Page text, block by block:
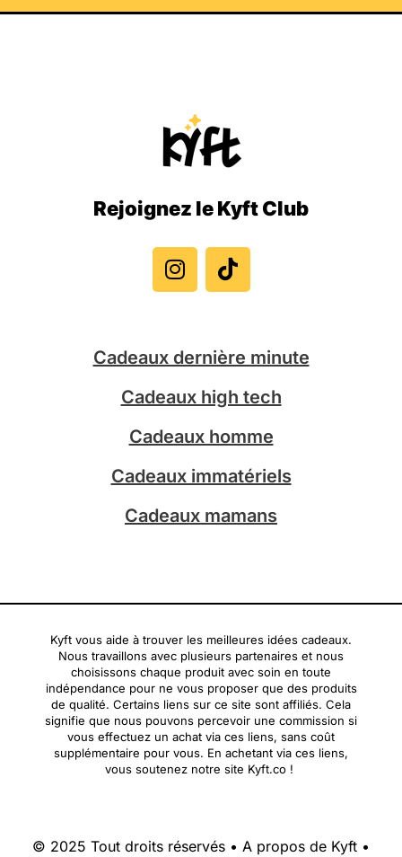
Rejoignez le Kyft Club
n
s
t
r
a
m
i
k
t
Cadeaux dernière minute
Cadeaux high tech
Cadeaux homme
Cadeaux immatériels
Cadeaux mamans
Kyft vous aide à trouver les meilleures idées cadeaux.
Nous travaillons avec plusieurs partenaires et nous
choisissons chaque produit avec soin en toute
indépendance pour ne vous proposer que des produits
de qualité. Certains liens sur ce site sont affiliés. Cela
signifie que nous pouvons percevoir une commission si
vous effectuez un achat via ces liens, sans coût
supplémentaire pour vous. En achetant via ces liens,
vous soutenez notre site Kyft.co !
© 2025 Tout droits réservés • A propos de Kyft •